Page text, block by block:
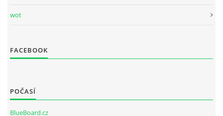
wot
FACEBOOK
POČASÍ
BlueBoard.cz